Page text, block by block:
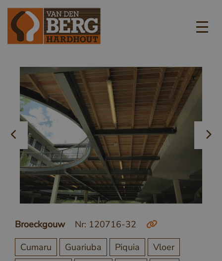
Broeckgouw
Nr: 120716-32
Cumaru
Guariuba Piquia
Vloer